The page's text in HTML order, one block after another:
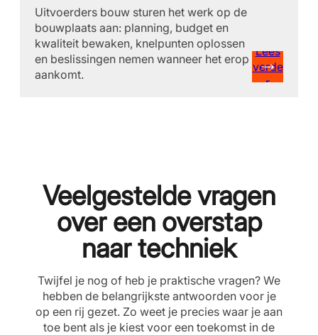
Uitvoerders bouw sturen het werk op de
bouwplaats aan: planning, budget en
kwaliteit bewaken, knelpunten oplossen
en beslissingen nemen wanneer het erop
aankomt.
Lees
verde
r
Veelgestelde vragen
over een overstap
naar techniek
Twijfel je nog of heb je praktische vragen? We
hebben de belangrijkste antwoorden voor je
op een rij gezet. Zo weet je precies waar je aan
toe bent als je kiest voor een toekomst in de